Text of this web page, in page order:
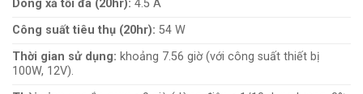
Dòng xả tối đa (20hr): 4.5 A
Công suất tiêu thụ (20hr): 54 W
Thời gian sử dụng: khoảng 7.56 giờ (với công suất thiết bị
100W, 12V).